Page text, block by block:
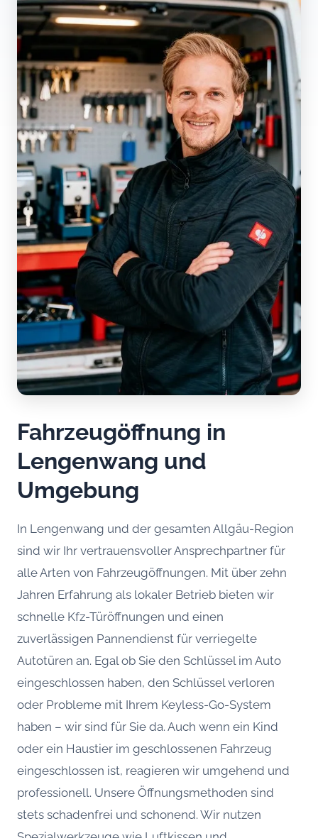
Fahrzeugöffnung in
Lengenwang und
Umgebung
In Lengenwang und der gesamten Allgäu-Region
sind wir Ihr vertrauensvoller Ansprechpartner für
alle Arten von Fahrzeugöffnungen. Mit über zehn
Jahren Erfahrung als lokaler Betrieb bieten wir
schnelle Kfz-Türöffnungen und einen
zuverlässigen Pannendienst für verriegelte
Autotüren an. Egal ob Sie den Schlüssel im Auto
eingeschlossen haben, den Schlüssel verloren
oder Probleme mit Ihrem Keyless-Go-System
haben – wir sind für Sie da. Auch wenn ein Kind
oder ein Haustier im geschlossenen Fahrzeug
eingeschlossen ist, reagieren wir umgehend und
professionell. Unsere Öffnungsmethoden sind
stets schadenfrei und schonend. Wir nutzen